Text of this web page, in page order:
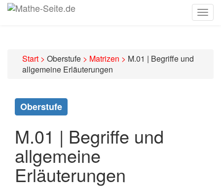
Start > Oberstufe > Matrizen > M.01 | Begriffe und
allgemeine Erläuterungen
Oberstufe
M.01 | Begriffe und
allgemeine
Erläuterungen